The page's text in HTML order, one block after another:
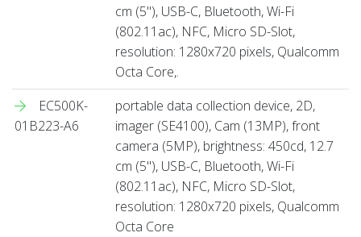
cm (5''), USB-C, Bluetooth, Wi-Fi
(802.11ac), NFC, Micro SD-Slot,
resolution: 1280x720 pixels, Qualcomm
Octa Core,.
EC500K-
01B223-A6
portable data collection device, 2D,
imager (SE4100), Cam (13MP), front
camera (5MP), brightness: 450cd, 12.7
cm (5''), USB-C, Bluetooth, Wi-Fi
(802.11ac), NFC, Micro SD-Slot,
resolution: 1280x720 pixels, Qualcomm
Octa Core